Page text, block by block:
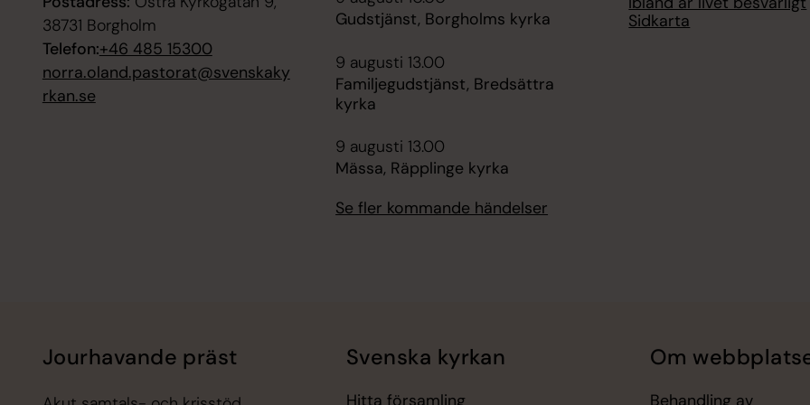
38731 Borgholm
Telefon:+46 485 15300
norra.oland.pastorat@svenskaky
rkan.se
Gudstjänst, Borgholms kyrka
9 augusti 13.00
Familjegudstjänst, Bredsättra
kyrka
9 augusti 13.00
Mässa, Räpplinge kyrka
Se fler kommande händelser
Sidkarta
Jourhavande präst Svenska kyrkan
Hitta församling
Om
Behandling av